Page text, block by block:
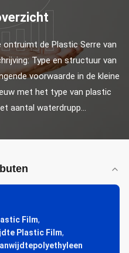
ontruimt de Plastic Serre van
Type en structuur van
voorwaarde in de kleine
met het type van plastic
aantal waterdrupp...
Film,
Plastic Film,